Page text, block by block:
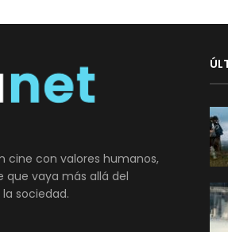
cine con valores humanos,
que vaya más allá del
sociedad.